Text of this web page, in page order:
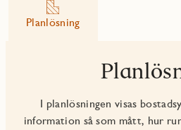
Planlösning
I planlösningen visas
information så som mått, hur